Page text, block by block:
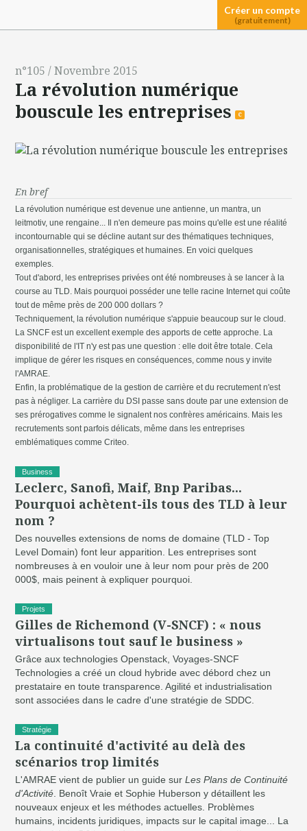
Créer un compte
(gratuitement)
n°105 / Novembre 2015
La révolution numérique
bouscule les entreprises
c
En bref
La révolution numérique est devenue une antienne, un mantra, un
leitmotiv, une rengaine... Il n'en demeure pas moins qu'elle est une réalité
incontournable qui se décline autant sur des thématiques techniques,
organisationnelles, stratégiques et humaines. En voici quelques
exemples.
Tout d'abord, les entreprises privées ont été nombreuses à se lancer à la
course au TLD. Mais pourquoi posséder une telle racine Internet qui coûte
tout de même près de 200 000 dollars ?
Techniquement, la révolution numérique s'appuie beaucoup sur le cloud.
La SNCF est un excellent exemple des apports de cette approche. La
disponibilité de l'IT n'y est pas une question : elle doit être totale. Cela
implique de gérer les risques en conséquences, comme nous y invite
l'AMRAE.
Enfin, la problématique de la gestion de carrière et du recrutement n'est
pas à négliger. La carrière du DSI passe sans doute par une extension de
ses prérogatives comme le signalent nos confrères américains. Mais les
recrutements sont parfois délicats, même dans les entreprises
emblématiques comme Criteo.
Business
Leclerc, Sanofi, Maif, Bnp Paribas...
Pourquoi achètent-ils tous des TLD à leur
nom ?
Des nouvelles extensions de noms de domaine (TLD - Top
Level Domain) font leur apparition. Les entreprises sont
nombreuses à en vouloir une à leur nom pour près de 200
000$, mais peinent à expliquer pourquoi.
Projets
Gilles de Richemond (V-SNCF) : « nous
virtualisons tout sauf le business »
Grâce aux technologies Openstack, Voyages-SNCF
Technologies a créé un cloud hybride avec débord chez un
prestataire en toute transparence. Agilité et industrialisation
sont associées dans le cadre d'une stratégie de SDDC.
Stratégie
La continuité d'activité au delà des
scénarios trop limités
L'AMRAE vient de publier un guide surLes Plans de Continuité
d'Activité . Benoît Vraie et Sophie Huberson y détaillent les
nouveaux enjeux et les méthodes actuelles. Problèmes
humains, incidents juridiques, impacts sur le capital image... La